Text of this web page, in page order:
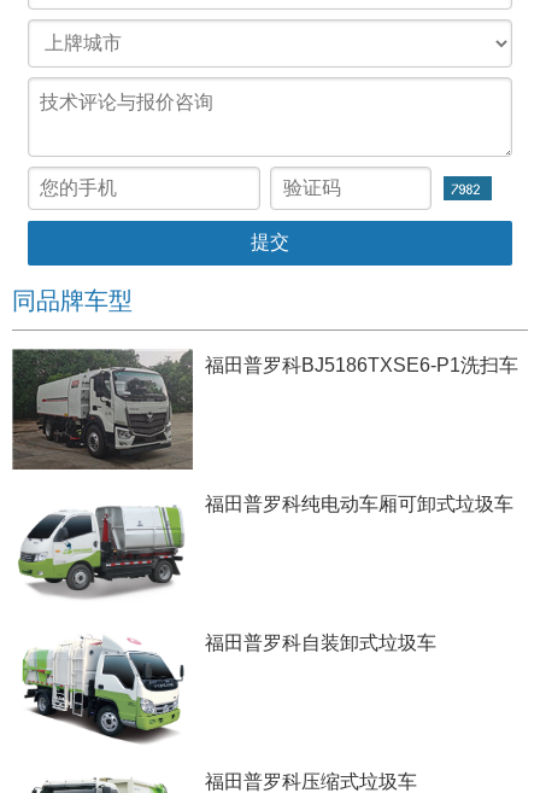
同品牌车型
福田普罗科BJ5186TXSE6-P1洗扫车
福田普罗科纯电动车厢可卸式垃圾车
福田普罗科自装卸式垃圾车
福田普罗科压缩式垃圾车